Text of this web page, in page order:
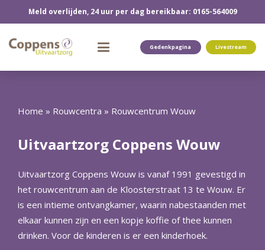
Meld overlijden, 24 uur per dag bereikbaar: 0165-564009
Gedenkpagina Livestream
Home » Rouwcentra » Rouwcentrum Wouw
Uitvaartzorg Coppens Wouw
Uitvaartzorg Coppens Wouw is vanaf 1991 gevestigd in
het rouwcentrum aan de Kloosterstraat 13 te Wouw. Er
is een intieme ontvangkamer, waarin nabestaanden met
elkaar kunnen zijn en een kopje koffie of thee kunnen
drinken. Voor de kinderen is er een kinderhoek.